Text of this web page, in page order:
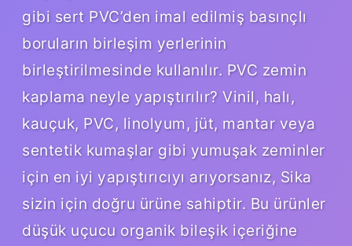
gibi sert PVC’den imal edilmiş basınçlı
boruların birleşim yerlerinin
birleştirilmesinde kullanılır. PVC zemin
kaplama neyle yapıştırılır? Vinil, halı,
kauçuk, PVC, linolyum, jüt, mantar veya
sentetik kumaşlar gibi yumuşak zeminler
için en iyi yapıştırıcıyı arıyorsanız, Sika
sizin için doğru ürüne sahiptir. Bu ürünler
düşük uçucu organik bileşik içeriğine